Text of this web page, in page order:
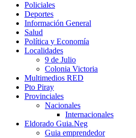
Policiales
Deportes
Información General
Salud
Política y Economía
Localidades
9 de Julio
Colonia Victoria
Multimedios RED
Pto Piray
Provinciales
Nacionales
Internacionales
Eldorado Guia.Neg
Guia emprendedor